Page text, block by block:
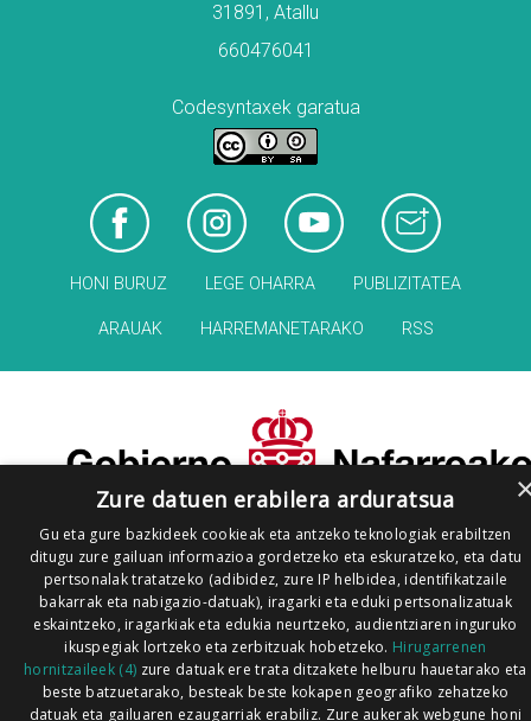
31891, Atallu
660476041
Codesyntaxek garatua
HONI BURUZ LEGE OHARRA PUBLIZITATEA
ARAUAK HARREMANETARAKO RSS
Zure datuen erabilera arduratsua
Gu eta gure bazkideek cookieak eta antzeko teknologiak erabiltzen
ditugu zure gailuan informazioa gordetzeko eta eskuratzeko, eta datu
pertsonalak tratatzeko (adibidez, zure IP helbidea, identifikatzaile
bakarrak eta nabigazio-datuak), iragarki eta eduki pertsonalizatuak
eskaintzeko, iragarkiak eta edukia neurtzeko, audientziaren inguruko
ikuspegiak lortzeko eta zerbitzuak hobetzeko. Hirugarrenen
hornitzaileek (4) zure datuak ere trata ditzakete helburu hauetarako eta
beste batzuetarako, besteak beste kokapen geografiko zehatzeko
datuak eta gailuaren ezaugarriak erabiliz. Zure aukerak webgune honi